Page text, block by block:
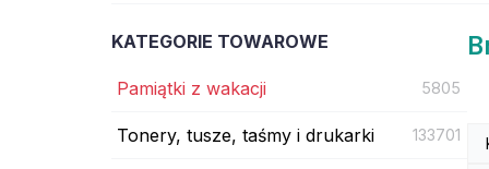
KATEGORIE TOWAROWE
Pamiątki z wakacji 5805
Tonery, tusze, taśmy i drukarki 133701